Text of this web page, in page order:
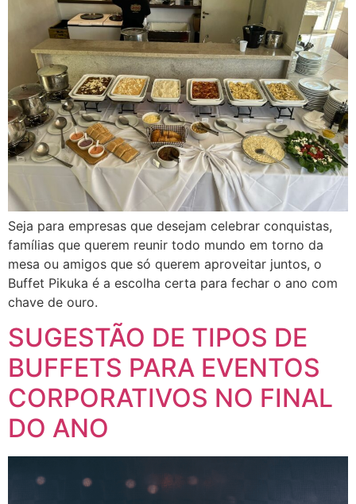
Seja para empresas que desejam celebrar conquistas,
famílias que querem reunir todo mundo em torno da
mesa ou amigos que só querem aproveitar juntos, o
Buffet Pikuka é a escolha certa para fechar o ano com
chave de ouro.
SUGESTÃO DE TIPOS DE
BUFFETS PARA EVENTOS
CORPORATIVOS NO FINAL
DO ANO